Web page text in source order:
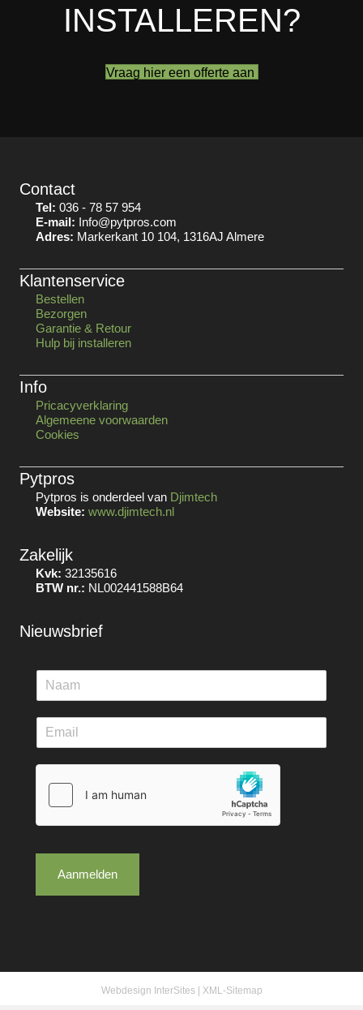
INSTALLEREN?
Vraag hier een offerte aan
Contact
Tel: 036 - 78 57 954
E-mail: Info@pytpros.com
Adres: Markerkant 10 104, 1316AJ Almere
Klantenservice
Bestellen
Bezorgen
Garantie & Retour
Hulp bij installeren
Info
Pricacyverklaring
Algemeene voorwaarden
Cookies
Pytpros
Pytpros is onderdeel van Djimtech
Website: www.djimtech.nl
Zakelijk
Kvk: 32135616
BTW nr.: NL002441588B64
Nieuwsbrief
Aanmelden
Webdesign InterSites| XML-Sitemap